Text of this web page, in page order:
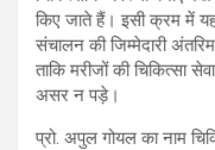
किए जाते हैं। इसी क्रम में यह
संचालन की जिम्मेदारी
ताकि मरीजों की चिकित्सा
असर न पड़े।
प्रो. अपुल गोयल का नाम